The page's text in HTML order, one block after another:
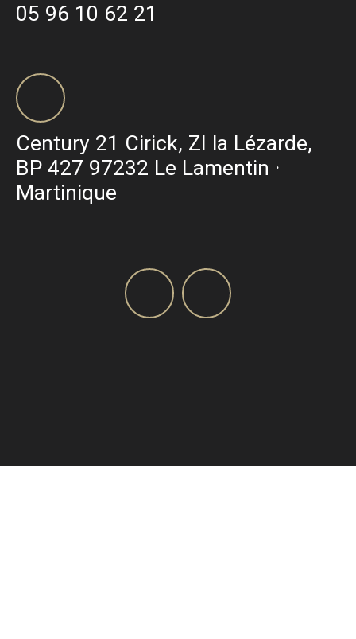
05 96 10 62 21
Century 21 Cirick, ZI la Lézarde,
BP 427 97232 Le Lamentin ·
Martinique